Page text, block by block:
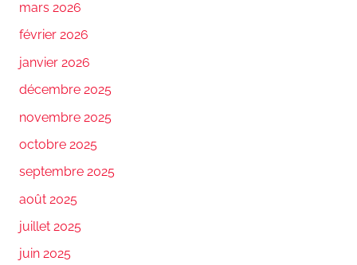
mars 2026
février 2026
janvier 2026
décembre 2025
novembre 2025
octobre 2025
septembre 2025
août 2025
juillet 2025
juin 2025